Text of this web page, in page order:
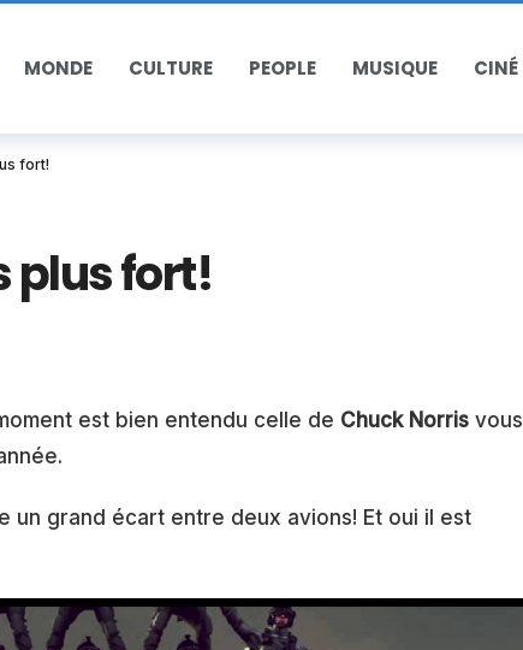
MONDE CULTURE PEOPLE MUSIQUE CINÉ
fort!
plus fort!
est bien entendu celle de Chuck Norris vous
un grand écart entre deux avions! Et oui il est